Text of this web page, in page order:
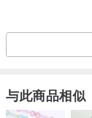
与此商品相似